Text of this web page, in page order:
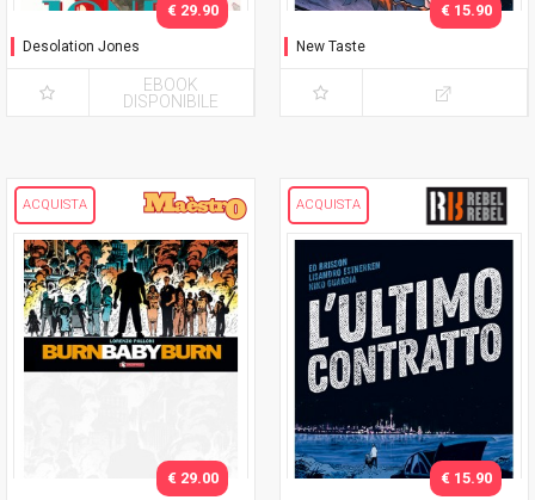
Desolation Jones
€ 29.90
EBOOK
DISPONIBILE
New Taste
€ 15.90
ACQUISTA
€ 29.00
ACQUISTA
€ 15.90